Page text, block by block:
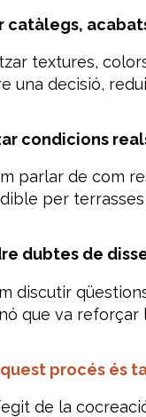
catàlegs,
textures,
una decisió,
condicions
parlar de com
per
dubtes de
discutir
que va
procés és
de la